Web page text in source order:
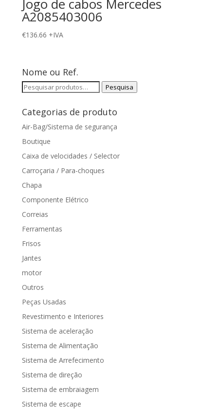
Jogo de cabos Mercedes
A2085403006
€136.66 +IVA
Nome ou Ref.
Pesquisar
Pesquisa
Categorias de produto
Air-Bag/Sistema de segurança
Boutique
Caixa de velocidades / Selector
Carroçaria / Para-choques
Chapa
Componente Elétrico
Correias
Ferramentas
Frisos
Jantes
motor
Outros
Peças Usadas
Revestimento e Interiores
Sistema de aceleração
Sistema de Alimentação
Sistema de Arrefecimento
Sistema de direção
Sistema de embraiagem
Sistema de escape